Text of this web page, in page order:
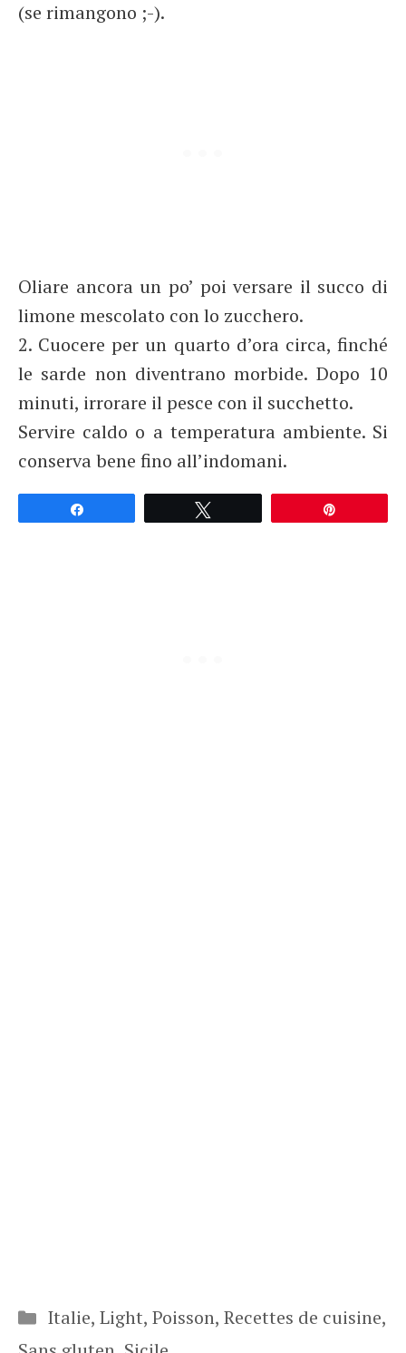
(se rimangono ;-).
Oliare ancora un po’ poi versare il succo di
limone mescolato con lo zucchero.
2. Cuocere per un quarto d’ora circa, finché
le sarde non diventrano morbide. Dopo 10
minuti, irrorare il pesce con il succhetto.
Servire caldo o a temperatura ambiente. Si
conserva bene fino all’indomani.
Catégories
Italie, Light, Poisson, Recettes de cuisine,